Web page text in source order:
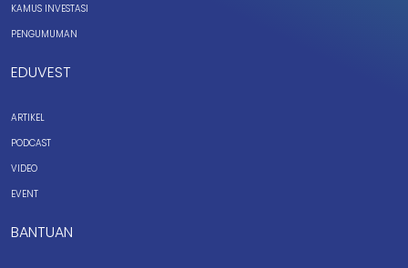
KAMUS INVESTASI
PENGUMUMAN
EDUVEST
ARTIKEL
PODCAST
VIDEO
EVENT
BANTUAN